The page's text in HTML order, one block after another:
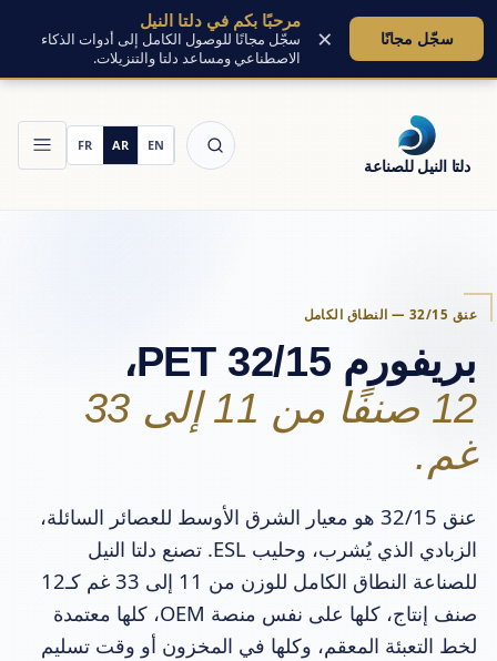
دلتا النيل للصناعة
عنق 32/15 — النطاق الكامل
بريفورم PET 32/15،
12 صنفًا من 11 إلى 33
غم.
عنق 32/15 هو معيار الشرق الأوسط للعصائر السائلة،
الزبادي الذي يُشرب، وحليب ESL. تصنع دلتا النيل
للصناعة النطاق الكامل للوزن من 11 إلى 33 غم كـ12
صنف إنتاج، كلها على نفس منصة OEM، كلها معتمدة
لخط التعبئة المعقم، وكلها في المخزون أو وقت تسليم
مرحبًا بكم في دلتا النيل
سجّل مجانًا للوصول الكامل إلى أدوات الذكاء
الاصطناعي ومساعد دلتا والتنزيلات.
سجّل مجانًا ×